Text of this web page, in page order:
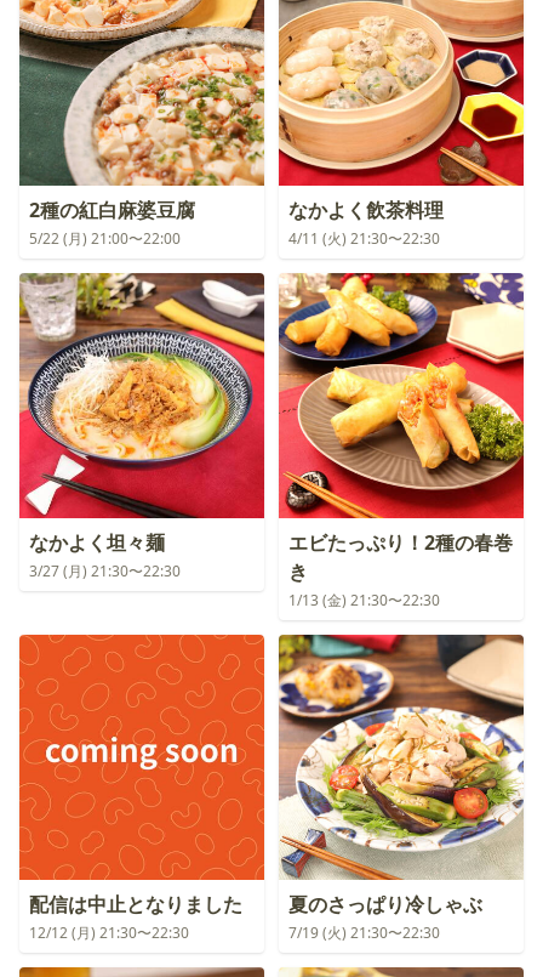
2種の紅白麻婆豆腐
5/22 (月) 21:00〜22:00
なかよく飲茶料理
4/11 (火) 21:30〜22:30
なかよく坦々麺
3/27 (月) 21:30〜22:30
エビたっぷり！2種の春巻
き
1/13 (金) 21:30〜22:30
配信は中止となりました
12/12 (月) 21:30〜22:30
夏のさっぱり冷しゃぶ
7/19 (火) 21:30〜22:30